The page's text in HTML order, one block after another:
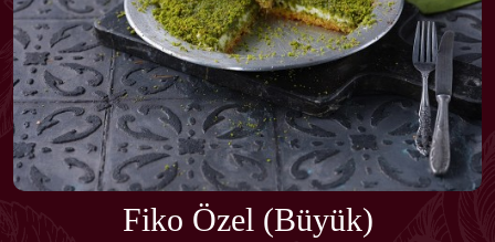
Fiko Özel (Büyük)